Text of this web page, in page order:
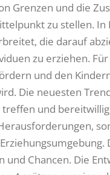
Grenzen und die
zu stellen.
die darauf
zu erziehen.
und den
Die neuesten
und
Chancen. Die